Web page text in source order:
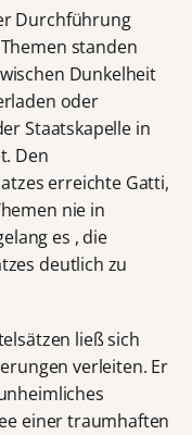
Durchführung
standen
Dunkelheit
oder
Staatskapelle in
Den
erreichte Gatti,
nie in
es , die
deutlich zu
ließ sich
verleiten. Er
einer traumhaften